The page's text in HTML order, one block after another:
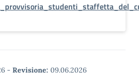
- Revisione: 09.06.2026